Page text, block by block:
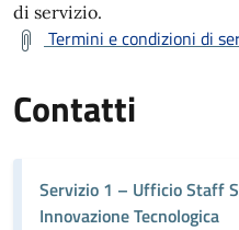
di servizio.
Termini e condizioni di
Contatti
Servizio 1 – Ufficio Staff
Innovazione Tecnologica